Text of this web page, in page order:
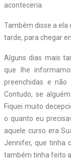
aconteceria.
Também disse a ela
tarde, para chegar
Alguns dias mais
que lhe
preenchidas e
Contudo, se
Fiquei muito
o quanto eu
aquele curso era
Jennifer, que tinha
também tinha feito a